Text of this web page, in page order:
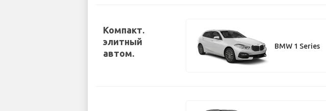
Компакт.
элитный
автом.
BMW 1 Series